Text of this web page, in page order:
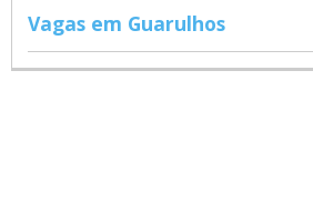
Vagas em Guarulhos